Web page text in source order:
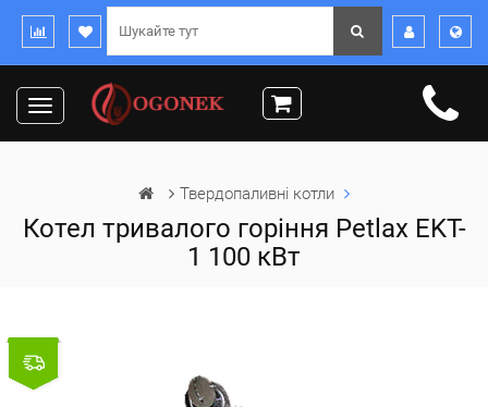
Toggle
navigation
Твердопаливні котли
Котел тривалого горіння Petlax EKT-
1 100 кВт